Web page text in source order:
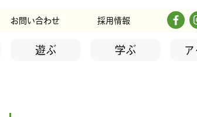
お問い合わせ 採用情報
遊ぶ 学ぶ ア